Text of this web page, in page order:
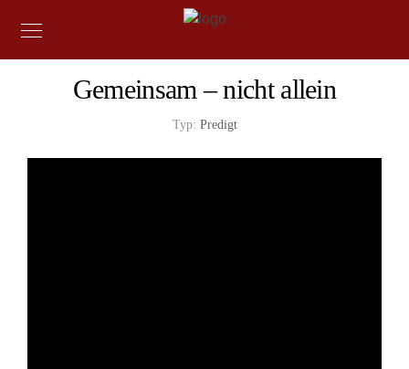
Gemeinsam – nicht allein
Typ: Predigt